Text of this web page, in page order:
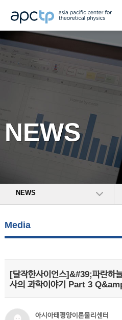
NEWS
NEWS
Media
[달작한사이언스]&#39;파란하
사의 과학이야기 Part 3
아시아태평양이론물리센터